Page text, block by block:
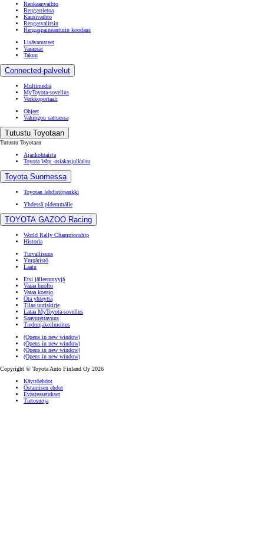
Renkaanvaihto
Rengastietoa
Kausivaihto
Rengasvalitsin
Rengaspaineanturin koodaus
Lisävarusteet
Varaosat
Takuu
Connected-palvelut
Multimedia
MyToyota-sovellus
Verkkoportaali
Ohjeet
Vahingon sattuessa
Tutustu Toyotaan
Tutustu Toyotaan
Ajankohtaista
Toyota Way -asiakasjulkaisu
Toyota Suomessa
Toyotan lehdistöpankki
Yhdessä pidemmälle
TOYOTA GAZOO Racing
World Rally Championship
Historia
Turvallisuus
Ympäristö
Laatu
Etsi jälleenmyyjä
Varaa huolto
Varaa koeajo
Ota yhteyttä
Tilaa uutiskirje
Lataa MyToyota-sovellus
Saavutettavuus
Tiedonjakoilmoitus
(Opens in new window)
(Opens in new window)
(Opens in new window)
(Opens in new window)
Copyright © Toyota Auto Finland Oy 2026
Käyttöehdot
Ostamisen ehdot
Evästeasetukset
Tietosuoja